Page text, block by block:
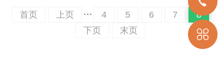
首页 上页 ··· 4 5 6 7
8
下页
末页